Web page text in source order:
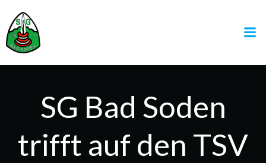
SG Bad Soden
trifft auf den TSV